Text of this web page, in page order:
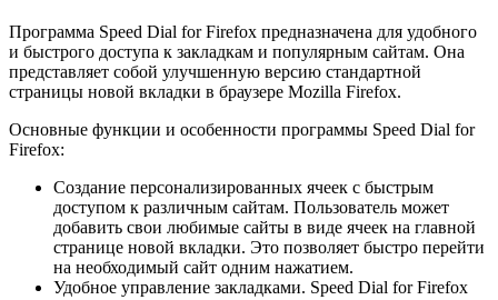
Программа Speed Dial for Firefox предназначена для удобного
и быстрого доступа к закладкам и популярным сайтам. Она
представляет собой улучшенную версию стандартной
страницы новой вкладки в браузере Mozilla Firefox.
Основные функции и особенности программы Speed Dial for
Firefox:
Создание персонализированных ячеек с быстрым
доступом к различным сайтам. Пользователь может
добавить свои любимые сайты в виде ячеек на главной
странице новой вкладки. Это позволяет быстро перейти
на необходимый сайт одним нажатием.
Удобное управление закладками. Speed Dial for Firefox